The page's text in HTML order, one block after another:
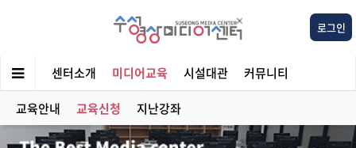
로그인
센터소개 미디어교육 시설대관 커뮤니티
교육안내 교육신청 지난강좌